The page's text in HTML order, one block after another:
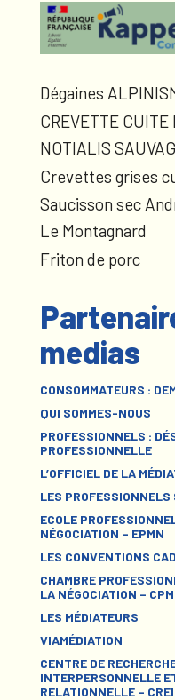
Dégaines
CREVETTE
NOTIALIS
Crevettes grises
Saucisson sec
Le Montagnard
Friton de porc
medias
CONSOMMATEURS :
QUI SOMMES-NOUS
PROFESSIONNELS :
PROFESSIONNELLE
L’OFFICIEL DE LA
LES PROFESSIONNELS
ECOLE
NÉGOCIATION – EPMN
LES CONVENTIONS
CHAMBRE
LA NÉGOCIATION –
LES MÉDIATEURS
VIAMÉDIATION
CENTRE DE
INTERPERSONNELLE
RELATIONNELLE –